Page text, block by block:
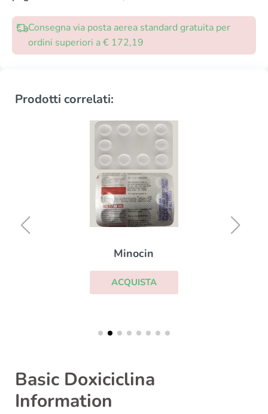
Consegna via posta aerea standard gratuita per
ordini superiori a € 172,19
Prodotti correlati:
Minocin
ACQUISTA
Basic Doxiciclina
Information